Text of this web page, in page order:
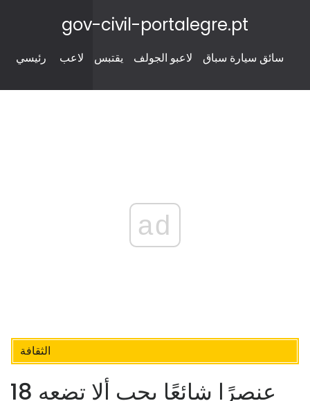
gov-civil-portalegre.pt
رئيسي لاعب يقتبس لاعبو الجولف سائق سيارة سباق
ad
الثقافة
18 عنصرًا شائعًا يجب ألا تضعه